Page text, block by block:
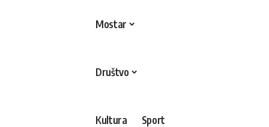
Mostar
Društvo
Kultura Sport